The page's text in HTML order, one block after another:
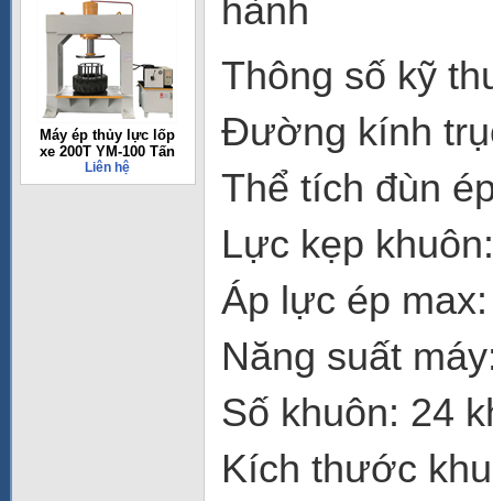
Máy ép thủy lực lốp
xe 200T YM-100 Tấn
Liên hệ
hành
Thông số kỹ
Đường kính
Thể tích đùn
Lực kẹp
Áp lực ép
Năng suất
Số khuôn: 24
Kích thước